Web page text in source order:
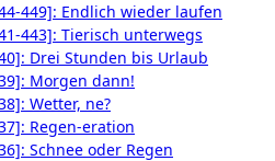
449]: Endlich wieder laufen
443]: Tierisch unterwegs
Drei Stunden bis Urlaub
Morgen dann!
Wetter, ne?
Regen-eration
Schnee oder Regen